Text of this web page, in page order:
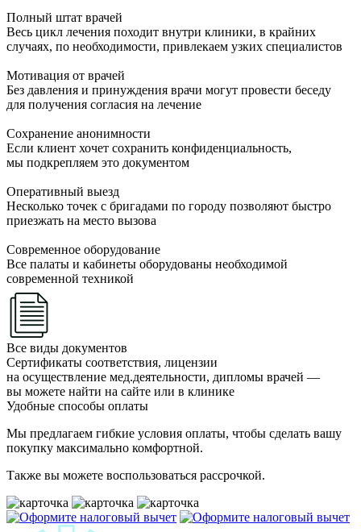
Полный штат врачей
Весь цикл лечения походит внутри клиники, в крайних
случаях, по необходимости, привлекаем узких специалистов
Мотивация от врачей
Без давления и принуждения врачи могут провести беседу
для получения согласия на лечение
Сохранение анонимности
Если клиент хочет сохранить конфиденциальность,
мы подкрепляем это документом
Оперативный выезд
Несколько точек с бригадами по городу позволяют быстро
приезжать на место вызова
Современное оборудование
Все палаты и кабинеты оборудованы необходимой
современной техникой
Все виды документов
Сертификаты соответствия, лицензии
на осуществление мед.деятельности, дипломы врачей —
вы можете найти на сайте или в клинике
Удобные способы оплаты
Мы предлагаем гибкие условия оплаты, чтобы сделать вашу
покупку максимально комфортной.
Также вы можете воспользоваться рассрочкой.